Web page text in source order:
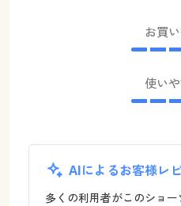
お買
使い
AIによるお客様レ
多くの利用者がこのショ